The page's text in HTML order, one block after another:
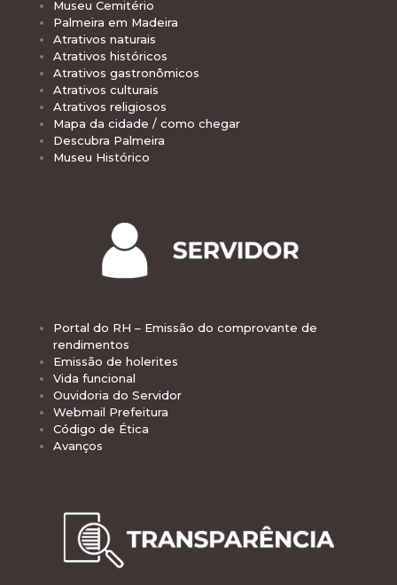
Museu Cemitério
Palmeira em Madeira
Atrativos naturais
Atrativos históricos
Atrativos gastronômicos
Atrativos culturais
Atrativos religiosos
Mapa da cidade / como chegar
Descubra Palmeira
Museu Histórico
Portal do RH – Emissão do comprovante de
rendimentos
Emissão de holerites
Vida funcional
Ouvidoria do Servidor
Webmail Prefeitura
Código de Ética
Avanços